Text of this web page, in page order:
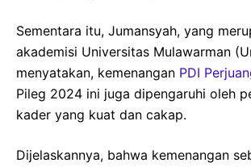
Sementara itu, Jumansyah, yang
akademisi Universitas Mulawarman
menyatakan, kemenangan PDI
Pileg 2024 ini juga dipengaruhi oleh
kader yang kuat dan cakap.
Dijelaskannya, bahwa kemenangan